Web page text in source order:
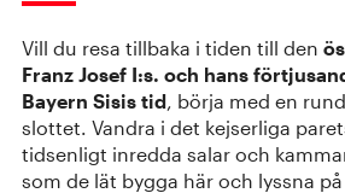
Vill du resa tillbaka i tiden till den
Franz Josef I:s. och hans
Bayern Sisis tid, börja med en
slottet. Vandra i det kejserliga
tidsenligt inredda salar och
som de lät bygga här och lyssna